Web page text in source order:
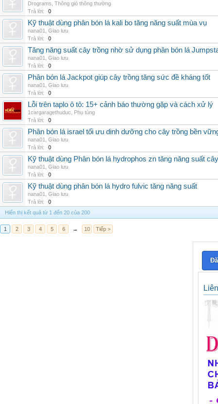
Drograms Thông gió thông thường
Trả lời:
0
Kỹ thuật dùng phân bón lá kali bo tăng năng suất mùa vụ
nana01
Giao lưu
Trả lời:
0
Tăng năng suất cây trồng nhờ sử dụng phân bón lá
nana01
Giao lưu
Trả lời:
0
Phân bón lá Jackpot giúp cây trồng tăng sức đề kháng tốt
nana01
Giao lưu
Trả lời:
0
Lỗi trên taplo ô tô: 15+ cảnh báo thường gặp và cách xử lý
1cargaragethuduc
Phụ tùng
Trả lời:
0
Phân bón lá israel tối ưu dinh dưỡng cho cây trồng bền
nana01
Giao lưu
Trả lời:
0
Kỹ thuật dùng Phân bón lá hydrophos zn tăng năng suất cây
nana01
Giao lưu
Trả lời:
0
Kỹ thuật dùng phân bón lá hydro fulvic tăng năng suất
nana01
Giao lưu
Trả lời:
0
Hiển thị kết quả từ 1 đến 20 của 200
1 2 3 4 5 6 → 10 Tiếp >